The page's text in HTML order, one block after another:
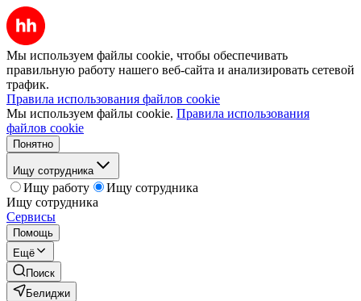
Мы используем файлы cookie, чтобы обеспечивать
правильную работу нашего веб-сайта и анализировать сетевой
трафик.
Правила использования файлов cookie
Мы используем файлы cookie. Правила использования
файлов cookie
Понятно
Ищу сотрудника
Ищу работу
Ищу сотрудника
Ищу сотрудника
Сервисы
Помощь
Ещё
Поиск
Белиджи